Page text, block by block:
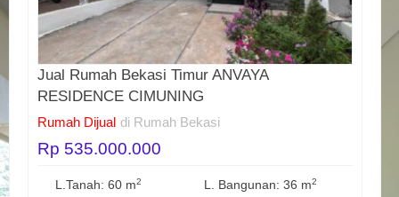
Jual Rumah Bekasi Timur ANVAYA
RESIDENCE CIMUNING
Rumah Dijual di Rumah Bekasi
Rp 535.000.000
L.Tanah: 60 m2 L. Bangunan: 36 m2